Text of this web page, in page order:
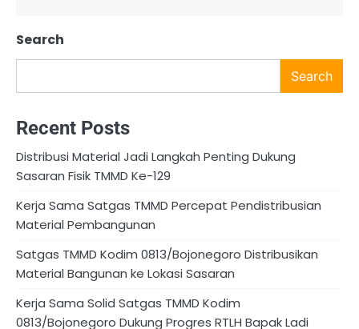
Search
Search
Recent Posts
Distribusi Material Jadi Langkah Penting Dukung
Sasaran Fisik TMMD Ke-129
Kerja Sama Satgas TMMD Percepat Pendistribusian
Material Pembangunan
Satgas TMMD Kodim 0813/Bojonegoro Distribusikan
Material Bangunan ke Lokasi Sasaran
Kerja Sama Solid Satgas TMMD Kodim
0813/Bojonegoro Dukung Progres RTLH Bapak Ladi